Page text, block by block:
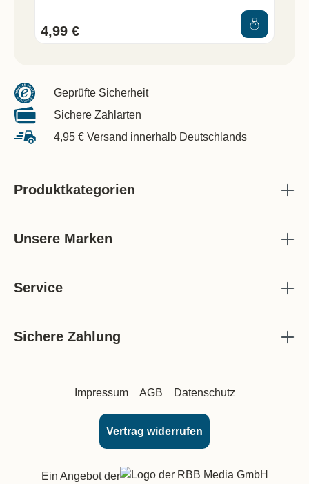
4,99 €
Geprüfte Sicherheit
Sichere Zahlarten
4,95 € Versand innerhalb Deutschlands
Produktkategorien
Unsere Marken
Service
Sichere Zahlung
Ein Angebot der
Impressum AGB Datenschutz
Vertrag widerrufen